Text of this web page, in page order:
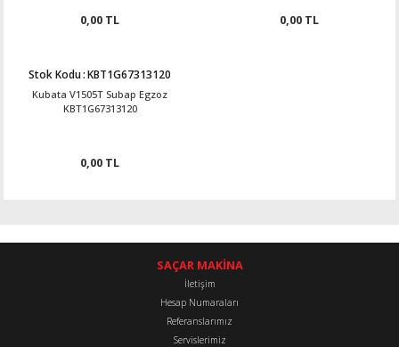
0,00 TL 0,00 TL
Stok Kodu:KBT1G67313120
Kubata V1505T Subap Egzoz
KBT1G67313120
0,00 TL
SAÇAR MAKİNA
İletişim
Hesap Numaraları
Referanslarımız
Servislerimiz